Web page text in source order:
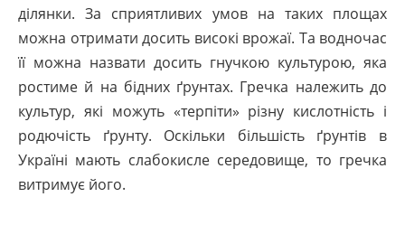
ділянки. За сприятливих умов на таких площах
можна отримати досить високі врожаї. Та водночас
її можна назвати досить гнучкою культурою, яка
ростиме й на бідних ґрунтах. Гречка належить до
культур, які можуть «терпіти» різну кислотність і
родючість ґрунту. Оскільки більшість ґрунтів в
Україні мають слабокисле середовище, то гречка
витримує його.